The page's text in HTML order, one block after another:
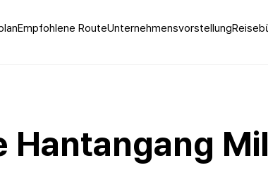
Empfohlene RouteUnternehmensvorstellung